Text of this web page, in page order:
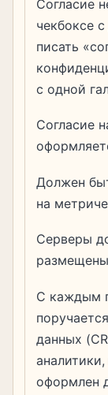
Согласие
чекбоксе
писать
с одной
Согласие
Должен
на
Серверы
С каждым
данных
оформлен